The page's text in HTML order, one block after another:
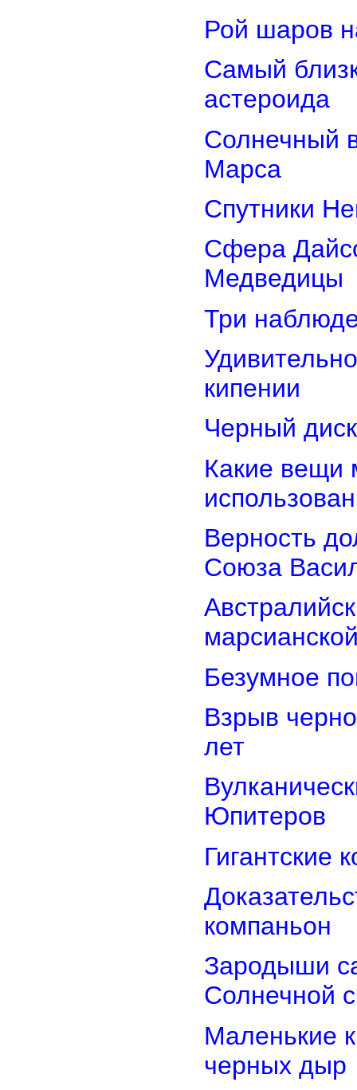
Рой шаров
Самый
астероида
Солнечный
Марса
Спутники
Сфера
Медведицы
Три
кипении
Черный
Какие вещи
Верность
Союза
Безумное
Взрыв
лет
Юпитеров
Гигантские
компаньон
Зародыши
Солнечной
Маленькие
черных дыр